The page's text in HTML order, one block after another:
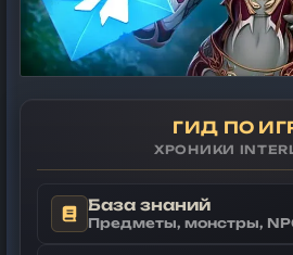
ГИД ПО
ХРОНИКИ
База знаний
Предметы, монстры,